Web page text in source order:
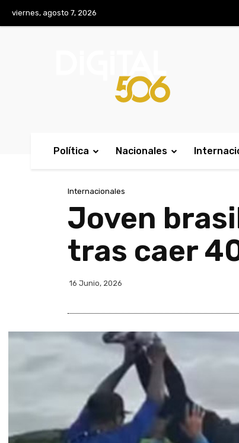
viernes, agosto 7, 2026
Política Nacionales
Internacionales
Joven
tras caer
16 Junio, 2026